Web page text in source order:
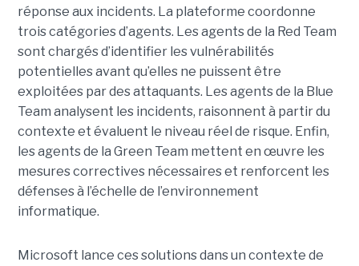
réponse aux incidents. La plateforme coordonne
trois catégories d’agents. Les agents de la Red Team
sont chargés d’identifier les vulnérabilités
potentielles avant qu’elles ne puissent être
exploitées par des attaquants. Les agents de la Blue
Team analysent les incidents, raisonnent à partir du
contexte et évaluent le niveau réel de risque. Enfin,
les agents de la Green Team mettent en œuvre les
mesures correctives nécessaires et renforcent les
défenses à l’échelle de l’environnement
informatique.
Microsoft lance ces solutions dans un contexte de